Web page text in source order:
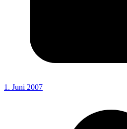
1. Juni 2007